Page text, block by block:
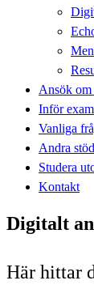
Ansök om
Inför
Vanliga
Andra
Studera
Kontakt
Digitalt
Här hittar